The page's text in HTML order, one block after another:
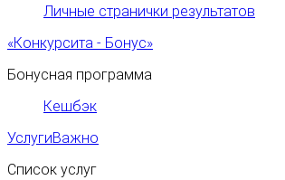
Личные странички результатов
«Конкурсита - Бонус»
Бонусная программа
Кешбэк
УслугиВажно
Список услуг